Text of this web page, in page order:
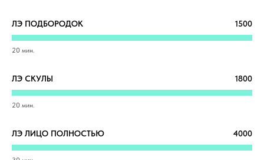
ЛЭ ПОДБОРОДОК 1500
20 мин.
ЛЭ СКУЛЫ 1800
20 мин.
ЛЭ ЛИЦО ПОЛНОСТЬЮ 4000